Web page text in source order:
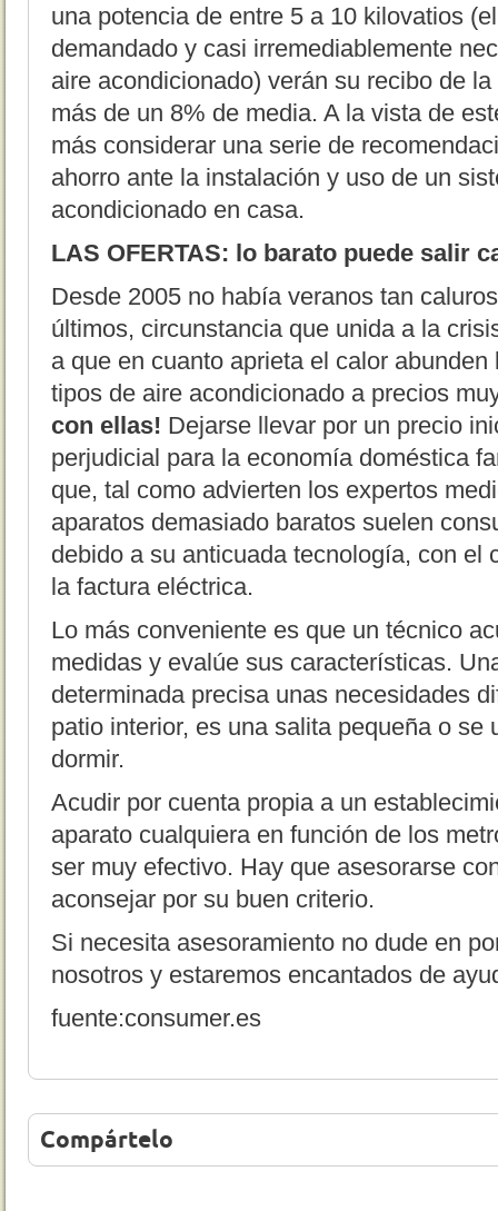
una potencia de entre 5 a 10 kilovatios
demandado y casi irremediablemente
aire acondicionado) verán su recibo de
más de un 8% de media. A la vista de
más considerar una serie de
ahorro ante la instalación y uso de un
acondicionado en casa.
LAS OFERTAS: lo barato puede salir
Desde 2005 no había veranos tan
últimos, circunstancia que unida a la
a que en cuanto aprieta el calor
tipos de aire acondicionado a precios
con ellas! Dejarse llevar por un precio
perjudicial para la economía doméstica
que, tal como advierten los expertos
aparatos demasiado baratos suelen
debido a su anticuada tecnología, con el
la factura eléctrica.
Lo más conveniente es que un técnico
medidas y evalúe sus características.
determinada precisa unas necesidades
patio interior, es una salita pequeña o se
dormir.
Acudir por cuenta propia a un
aparato cualquiera en función de los
ser muy efectivo. Hay que asesorarse
aconsejar por su buen criterio.
Si necesita asesoramiento no dude en
nosotros y estaremos encantados de
fuente:consumer.es
Compártelo